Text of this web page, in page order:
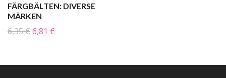
FÄRGBÄLTEN: DIVERSE
MÄRKEN
6,35 €6,81 €